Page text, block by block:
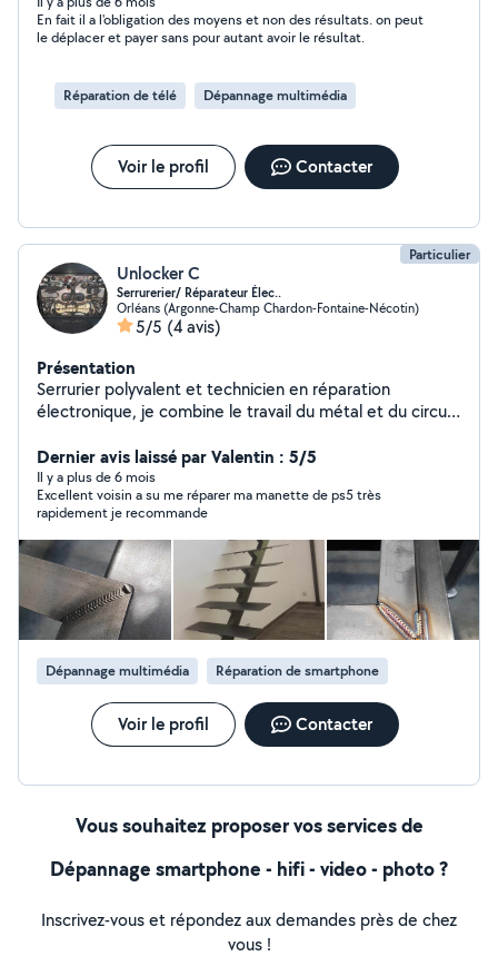
En fait il a l'obligation des moyens et non des résultats. on peut
le déplacer et payer sans pour autant avoir le résultat.
Réparation de télé Dépannage multimédia
Voir le profil Contacter
Particulier
Unlocker C
Serrurerier/ Réparateur Élec..
Orléans (Argonne-Champ Chardon-Fontaine-Nécotin)
5/5 (4 avis)
Présentation
Serrurier polyvalent et technicien en réparation
électronique, je combine le travail du métal et du circuit
qu'aux systèmes électroniques.
Dernier avis laissé par Valentin : 5/5
Il y a plus de 6 mois
Excellent voisin a su me réparer ma manette de ps5 très
rapidement je recommande
Dépannage multimédia Réparation de smartphone
Voir le profil Contacter
Vous souhaitez proposer vos services de
Dépannage smartphone - hifi - video - photo ?
Inscrivez-vous et répondez aux demandes près de chez
vous !